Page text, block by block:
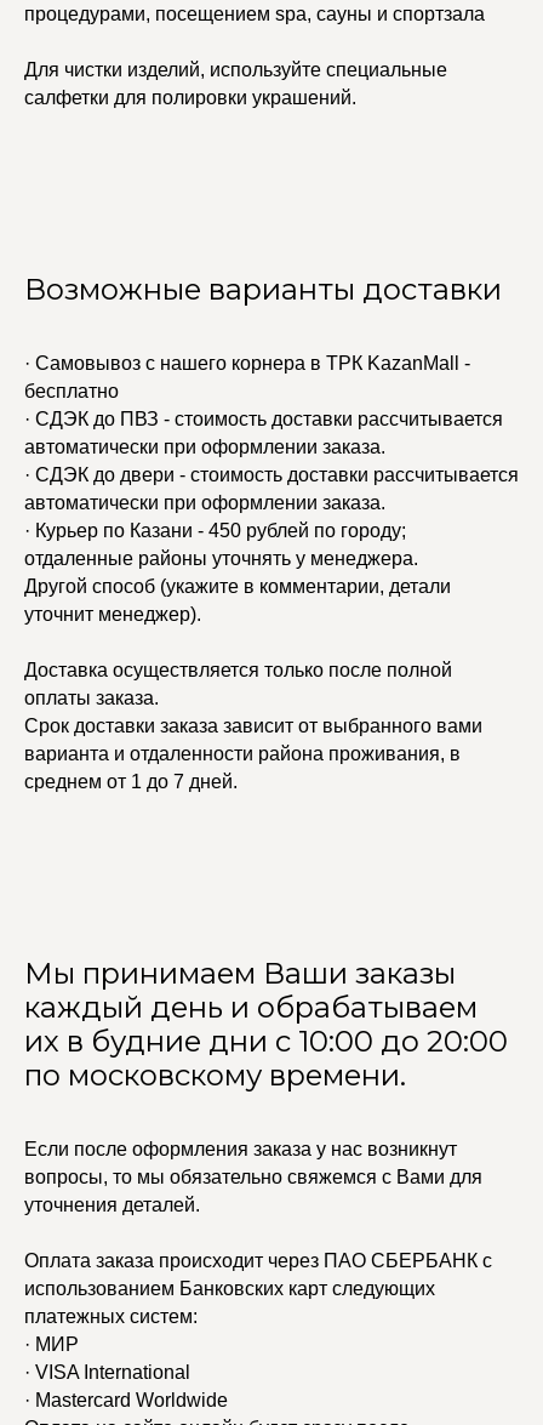
процедурами, посещением spa, сауны и спортзала
Для чистки изделий, используйте специальные
салфетки для полировки украшений.
Возможные варианты доставки
· Самовывоз с нашего корнера в ТРК KazanMall -
бесплатно
· СДЭК до ПВЗ - стоимость доставки рассчитывается
автоматически при оформлении заказа.
· СДЭК до двери - стоимость доставки рассчитывается
автоматически при оформлении заказа.
· Курьер по Казани - 450 рублей по городу;
отдаленные районы уточнять у менеджера.
Другой способ (укажите в комментарии, детали
уточнит менеджер).
Доставка осуществляется только после полной
оплаты заказа.
Срок доставки заказа зависит от выбранного вами
варианта и отдаленности района проживания, в
среднем от 1 до 7 дней.
Мы принимаем Ваши заказы
каждый день и обрабатываем
их в будние дни с 10:00 до 20:00
по московскому времени.
Если после оформления заказа у нас возникнут
вопросы, то мы обязательно свяжемся с Вами для
уточнения деталей.
Оплата заказа происходит через ПАО СБЕРБАНК с
использованием Банковских карт следующих
платежных систем:
· МИР
· VISA International
· Mastercard Worldwide
УЧАСТВУЙТЕ В НАШЕЙ
Регистрация